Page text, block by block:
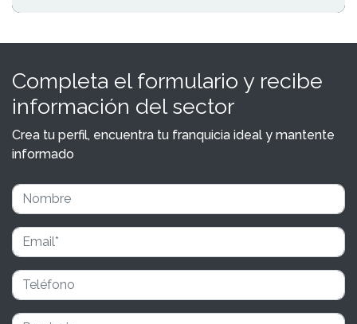
Completa el formulario y recibe
información del sector
Crea tu perfil, encuentra tu franquicia ideal y mantente
informado